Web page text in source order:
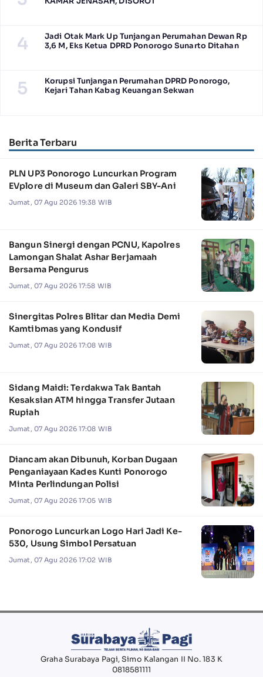
4
Jadi Otak Mark Up Tunjangan Perumahan Dewan Rp
3,6 M, Eks Ketua DPRD Ponorogo Sunarto Ditahan
5
Korupsi Tunjangan Perumahan DPRD Ponorogo,
Kejari Tahan Kabag Keuangan Sekwan
Berita Terbaru
PLN UP3 Ponorogo Luncurkan Program
EVplore di Museum dan Galeri SBY-Ani
Jumat, 07 Agu 2026 19:38 WIB
Bangun Sinergi dengan PCNU, Kapolres
Lamongan Shalat Ashar Berjamaah
Bersama Pengurus
Jumat, 07 Agu 2026 17:58 WIB
Sinergitas Polres Blitar dan Media Demi
Kamtibmas yang Kondusif
Jumat, 07 Agu 2026 17:08 WIB
Sidang Maidi: Terdakwa Tak Bantah
Kesaksian ATM hingga Transfer Jutaan
Rupiah
Jumat, 07 Agu 2026 17:08 WIB
Diancam akan Dibunuh, Korban Dugaan
Penganiayaan Kades Kunti Ponorogo
Minta Perlindungan Polisi
Jumat, 07 Agu 2026 17:05 WIB
Ponorogo Luncurkan Logo Hari Jadi Ke-
530, Usung Simbol Persatuan
Jumat, 07 Agu 2026 17:02 WIB
Graha Surabaya Pagi, Simo Kalangan II No. 183 K
0818581111